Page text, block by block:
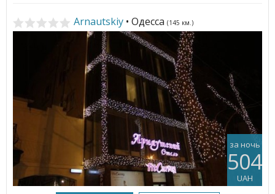
Arnautskiy • Одесса (145 км.)
за ночь
504
UAH